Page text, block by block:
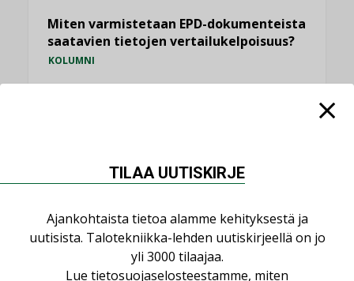
Miten varmistetaan EPD-dokumenteista
saatavien tietojen vertailukelpoisuus?
KOLUMNI
KATSO KAIKKI
TILAA UUTISKIRJE
Ajankohtaista tietoa alamme kehityksestä ja
uutisista. Talotekniikka-lehden uutiskirjeellä on jo
yli 3000 tilaajaa.
Lue tietosuojaselosteestamme, miten